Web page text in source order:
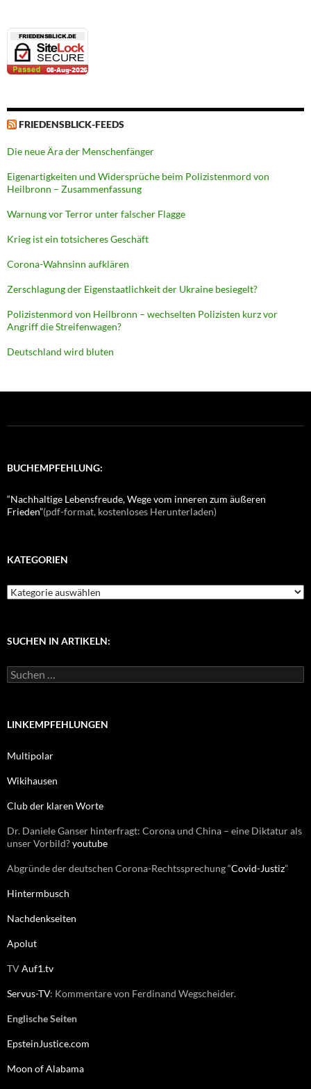
FRIEDENSBLICK-FEEDS
Die neue Ära der Menschenfänger
Eigenartigkeiten und Widersprüche beim Polizistenmord von
Heilbronn – Zusammenfassung
Warnung vor Terror unter falscher Flagge
Krieg ist ein totsicheres Geschäft
Corona-Wahnsinn aufklären
Zerschlagung der Eigenstaatlichkeit der Ukraine besiegelt?
Polizistenmord von Heilbronn – wechselten Polizisten kurz vor
Angriff die Streifenwagen?
Deutschland wird bluten
BUCHEMPFEHLUNG:
“Nachhaltige Lebensfreude, Wege vom inneren zum äußeren
Frieden”(pdf-format, kostenloses Herunterladen)
KATEGORIEN
K
g
r
SUCHEN IN ARTIKELN:
S
u
e
a
h
LINKEMPFEHLUNGEN
Multipolar
Wikihausen
Club der klaren Worte
Dr. Daniele Ganser hinterfragt: Corona und China – eine Diktatur als
unser Vorbild?youtube
Abgründe der deutschen Corona-Rechtssprechung “Covid-Justiz”
Hintermbusch
Nachdenkseiten
Apolut
TVAuf1.tv
Servus-TV: Kommentare von Ferdinand Wegscheider.
Englische Seiten
EpsteinJustice.com
Moon of Alabama